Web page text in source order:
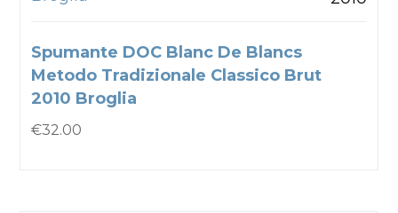
Spumante DOC Blanc De Blancs
Metodo Tradizionale Classico Brut
2010 Broglia
€32.00